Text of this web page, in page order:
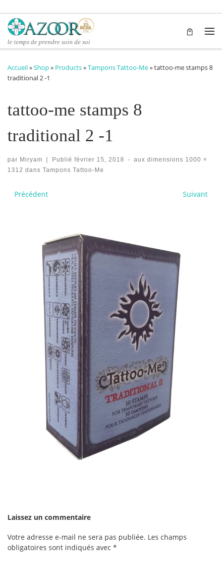
Passer au contenu
le temps de prendre soin de soi
Accueil»Shop» Products»Tampons Tattoo-Me»tattoo-me stamps 8
traditional 2 -1
tattoo-me stamps 8
traditional 2 -1
par Miryam | Publié février 15, 2018 - aux dimensions 1000 ×
1312 dans Tampons Tattoo-Me
Navigation des images
Précédent Suivant
Laissez un commentaire
Votre adresse e-mail ne sera pas publiée. Les champs
obligatoires sont indiqués avec *